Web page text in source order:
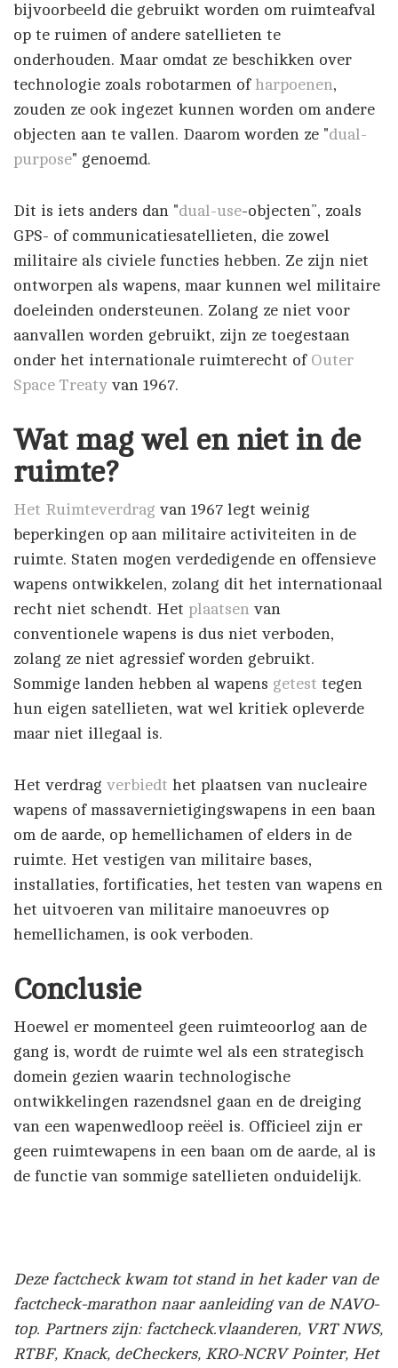
bijvoorbeeld die gebruikt worden om ruimteafval
op te ruimen of andere satellieten te
onderhouden. Maar omdat ze beschikken over
technologie zoals robotarmen of harpoenen,
zouden ze ook ingezet kunnen worden om andere
objecten aan te vallen. Daarom worden ze "dual-
purpose" genoemd.
Dit is iets anders dan "dual-use-objecten”, zoals
GPS- of communicatiesatellieten, die zowel
militaire als civiele functies hebben. Ze zijn niet
ontworpen als wapens, maar kunnen wel militaire
doeleinden ondersteunen. Zolang ze niet voor
aanvallen worden gebruikt, zijn ze toegestaan
onder het internationale ruimterecht of Outer
Space Treaty van 1967.
Wat mag wel en niet in de
ruimte?
Het Ruimteverdrag van 1967 legt weinig
beperkingen op aan militaire activiteiten in de
ruimte. Staten mogen verdedigende en offensieve
wapens ontwikkelen, zolang dit het internationaal
recht niet schendt. Het plaatsen van
conventionele wapens is dus niet verboden,
zolang ze niet agressief worden gebruikt.
Sommige landen hebben al wapens getest tegen
hun eigen satellieten, wat wel kritiek opleverde
maar niet illegaal is.
Het verdrag verbiedt het plaatsen van nucleaire
wapens of massavernietigingswapens in een baan
om de aarde, op hemellichamen of elders in de
ruimte. Het vestigen van militaire bases,
installaties, fortificaties, het testen van wapens en
het uitvoeren van militaire manoeuvres op
hemellichamen, is ook verboden.
Conclusie
Hoewel er momenteel geen ruimteoorlog aan de
gang is, wordt de ruimte wel als een strategisch
domein gezien waarin technologische
ontwikkelingen razendsnel gaan en de dreiging
van een wapenwedloop reëel is. Officieel zijn er
geen ruimtewapens in een baan om de aarde, al is
de functie van sommige satellieten onduidelijk.
Deze factcheck kwam tot stand in het kader van de
factcheck-marathon naar aanleiding van de NAVO-
top. Partners zijn: factcheck.vlaanderen, VRT NWS,
RTBF, Knack, deCheckers, KRO-NCRV Pointer, Het